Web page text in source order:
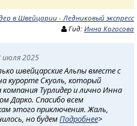
в Швейцарии - Ледниковый экспресс
Гид: Инна Когосова
июля 2025
швейцарские Альпы вместе с
курорте Скуоль, который
Турлидер и лично Инна
Дарко. Спасибо всем
этого приключения. Жаль,
но будемПодробнее>